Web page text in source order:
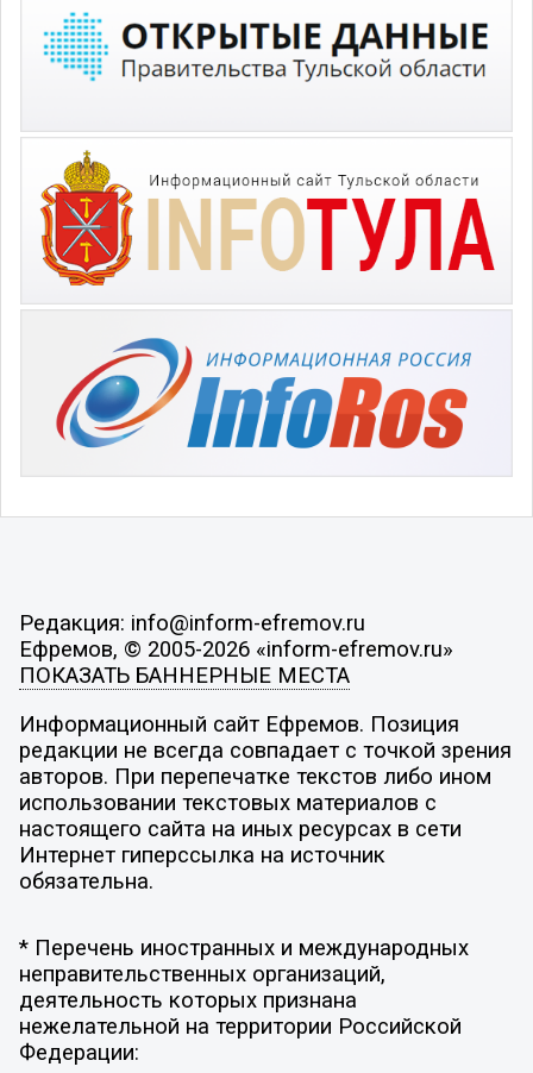
Редакция: info@inform-efremov.ru
Ефремов, © 2005-2026 «inform-efremov.ru»
ПОКАЗАТЬ БАННЕРНЫЕ МЕСТА
Информационный сайт Ефремов. Позиция
редакции не всегда совпадает с точкой зрения
авторов. При перепечатке текстов либо ином
использовании текстовых материалов с
настоящего сайта на иных ресурсах в сети
Интернет гиперссылка на источник
обязательна.
* Перечень иностранных и международных
неправительственных организаций,
деятельность которых признана
нежелательной на территории Российской
Федерации: